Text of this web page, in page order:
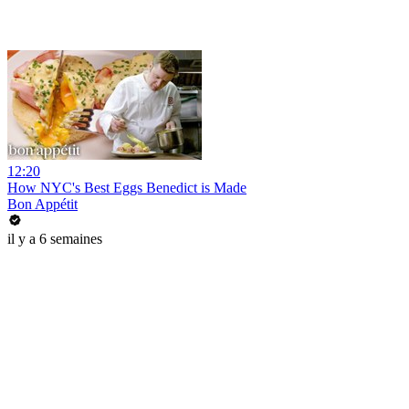
12:20
How NYC's Best Eggs Benedict is Made
Bon Appétit
il y a 6 semaines